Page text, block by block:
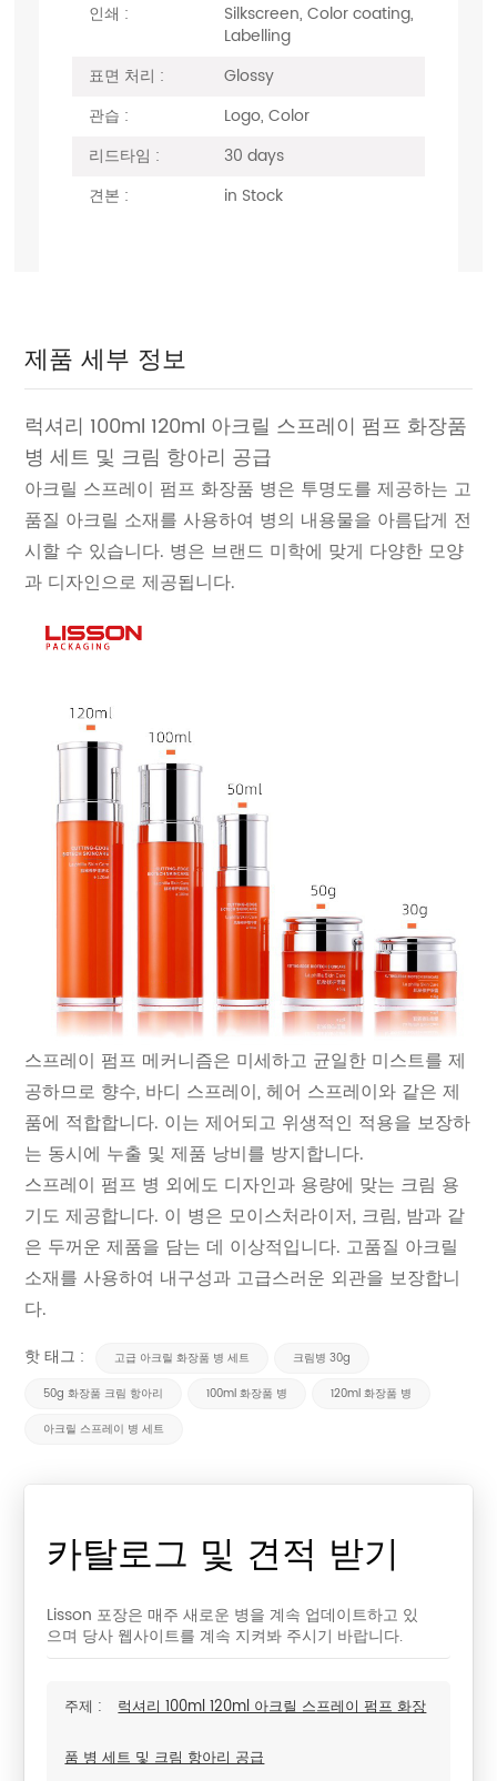
인쇄 :
Silkscreen, Color coating,
Labelling
표면 처리 :
Glossy
관습 :
Logo, Color
리드타임 :
30 days
견본 :
in Stock
제품 세부 정보
럭셔리 100ml 120ml 아크릴 스프레이 펌프 화장품
병 세트 및 크림 항아리 공급
아크릴 스프레이 펌프 화장품 병은 투명도를 제공하는 고
품질 아크릴 소재를 사용하여 병의 내용물을 아름답게 전
시할 수 있습니다. 병은 브랜드 미학에 맞게 다양한 모양
과 디자인으로 제공됩니다.
스프레이 펌프 메커니즘은 미세하고 균일한 미스트를 제
공하므로 향수, 바디 스프레이, 헤어 스프레이와 같은 제
품에 적합합니다. 이는 제어되고 위생적인 적용을 보장하
는 동시에 누출 및 제품 낭비를 방지합니다.
스프레이 펌프 병 외에도 디자인과 용량에 맞는 크림 용
기도 제공합니다. 이 병은 모이스처라이저, 크림, 밤과 같
은 두꺼운 제품을 담는 데 이상적입니다. 고품질 아크릴
소재를 사용하여 내구성과 고급스러운 외관을 보장합니
다.
핫 태그 : 고급 아크릴 화장품 병 세트
크림병 30g
50g 화장품 크림 항아리
100ml 화장품 병
120ml 화장품 병
아크릴 스프레이 병 세트
카탈로그 및 견적 받기
Lisson 포장은 매주 새로운 병을 계속 업데이트하고 있
으며 당사 웹사이트를 계속 지켜봐 주시기 바랍니다.
주제 : 럭셔리 100ml 120ml 아크릴 스프레이 펌프 화장
품 병 세트 및 크림 항아리 공급